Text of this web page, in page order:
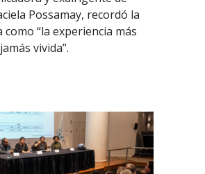
Possamay, recordó la
como “la experiencia más
vivida”.